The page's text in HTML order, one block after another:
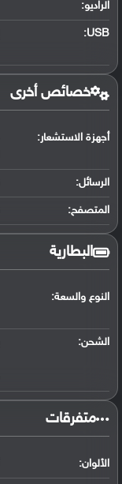
الراديو:
USB
:
خصائص أخرى
أجهزة الاستشعار:
الرسائل:
المتصفح:
البطارية
النوع والسعة:
الشحن:
‏متفرقات‏
الألوان: